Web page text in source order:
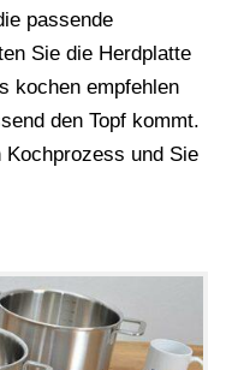
passende
Sie die Herdplatte
kochen empfehlen
den Topf kommt.
Kochprozess und Sie